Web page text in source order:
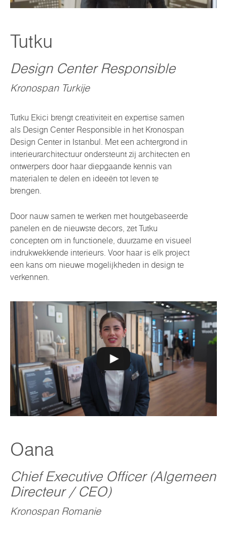
Tutku
Design Center Responsible
Kronospan Turkije
Tutku Ekici brengt creativiteit en expertise samen
als Design Center Responsible in het Kronospan
Design Center in Istanbul. Met een achtergrond in
interieurarchitectuur ondersteunt zij architecten en
ontwerpers door haar diepgaande kennis van
materialen te delen en ideeën tot leven te
brengen.
Door nauw samen te werken met houtgebaseerde
panelen en de nieuwste decors, zet Tutku
concepten om in functionele, duurzame en visueel
indrukwekkende interieurs. Voor haar is elk project
een kans om nieuwe mogelijkheden in design te
verkennen.
Oana
Chief Executive Officer (Algemeen
Directeur / CEO)
Kronospan Romanie